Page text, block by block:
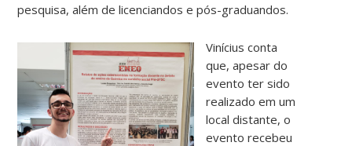
pesquisa, além de licenciandos e pós-graduandos.
Vinícius conta
que, apesar do
evento ter sido
realizado em um
local distante, o
evento recebeu